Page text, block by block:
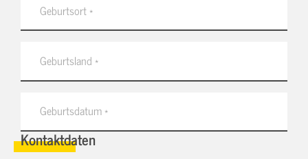
Kontaktdaten